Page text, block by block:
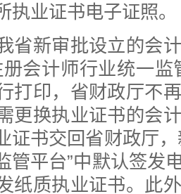
执业证书电子证照。
新审批设立的会计
会计师行业统一监
打印，省财政厅不
更换执业证书的会
证书交回省财政厅
管平台”中默认签发
纸质执业证书。此